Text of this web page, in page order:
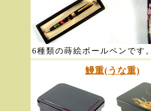
6種類の蒔絵ボールペンです。
鰻重(うな重)